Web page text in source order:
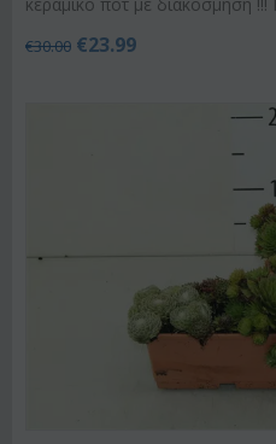
€30.00 €23.99